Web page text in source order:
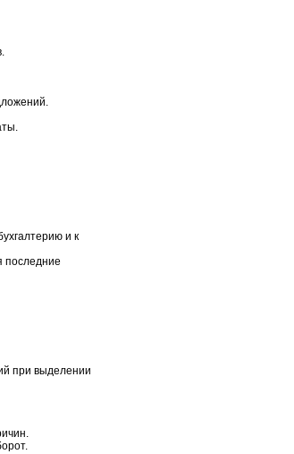
и к
последние
при выделении